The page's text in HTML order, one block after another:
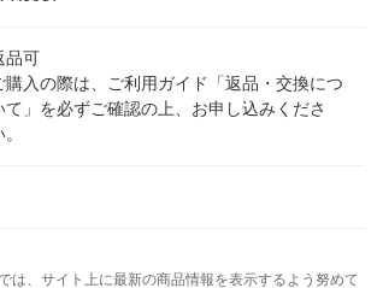
品可
購入の際は、ご利用ガイド「返品・交換につ
て」を必ずご確認の上、お申し込みくださ
は、サイト上に最新の商品情報を表示するよう努めて